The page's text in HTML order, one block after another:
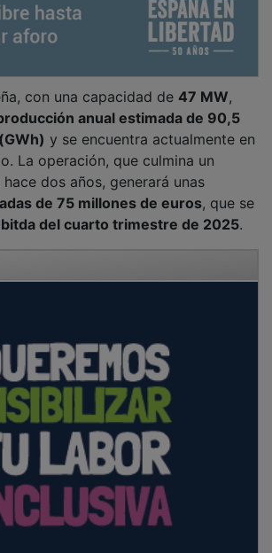
con una capacidad de 47 MW ,
anual estimada de 90,5
y se encuentra actualmente en
La operación, que culmina un
dos años, generará unas
de 75 millones de euros , que se